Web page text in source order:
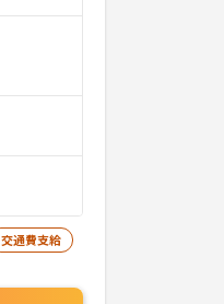
交通費支給